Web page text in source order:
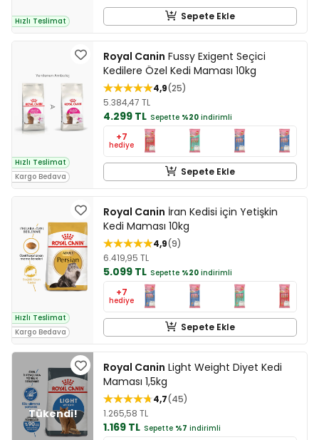
Hızlı Teslimat Sepete Ekle
Hızlı Teslimat
Kargo Bedava
Royal Canin Fussy Exigent Seçici
Kedilere Özel Kedi Maması 10kg
4,9 25
5.384,47 TL
4.299 TL Sepette %20 indirimli
+7
hediye
Sepete Ekle
Hızlı Teslimat
Kargo Bedava
Royal Canin İran Kedisi için Yetişkin
Kedi Maması 10kg
4,9 9
6.419,95 TL
5.099 TL Sepette %20 indirimli
+7
hediye
Sepete Ekle
Royal Canin Light Weight Diyet Kedi
Maması 1,5kg
4,7 45
1.265,58 TL
1.169 TL Sepette %7 indirimli